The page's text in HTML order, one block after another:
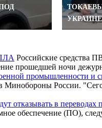
УКРАИНЕ
Российские средства
прошедшей ночи
промышленности и
Минобороны России.
отказывать в
обеспечение (ПО),